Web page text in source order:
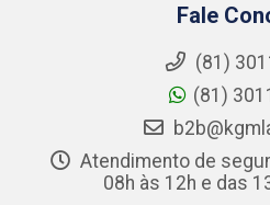
Fale
(81)
(81)
Atendimento de
08h às 12h e das